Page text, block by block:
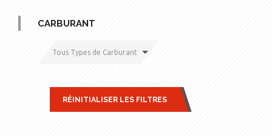
CARBURANT
Tous Types de Carburant
RÉINITIALISER LES FILTRES